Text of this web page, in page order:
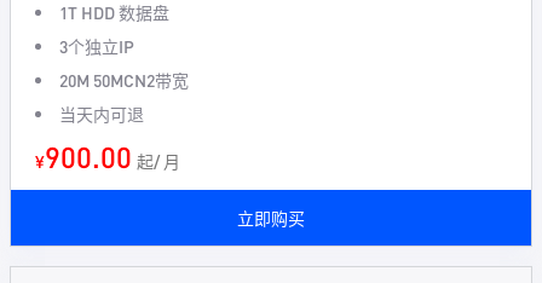
1T HDD 数据盘
3个独立IP
20M 50MCN2带宽
当天内可退
¥900.00 起/ 月
立即购买